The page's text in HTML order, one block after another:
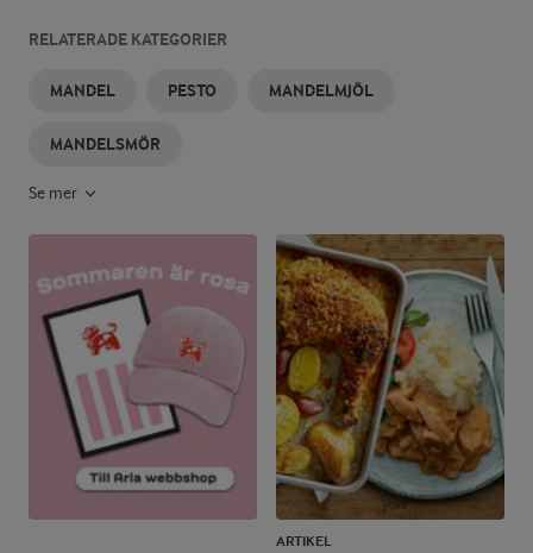
RELATERADE KATEGORIER
MANDEL PESTO MANDELMJÖL
MANDELSMÖR
Se mer
ARTIKEL